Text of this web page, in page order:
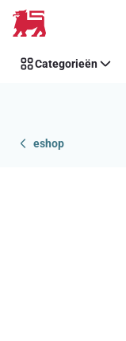
Overslaan
Categorieën
eshop